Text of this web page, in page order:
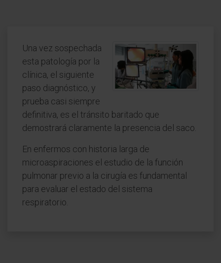
Una vez sospechada
esta patología por la
clínica, el siguiente
paso diagnóstico, y
prueba casi siempre
definitiva, es el tránsito baritado que
demostrará claramente la presencia del saco.
En enfermos con historia larga de
microaspiraciones el estudio de la función
pulmonar previo a la cirugía es fundamental
para evaluar el estado del sistema
respiratorio.